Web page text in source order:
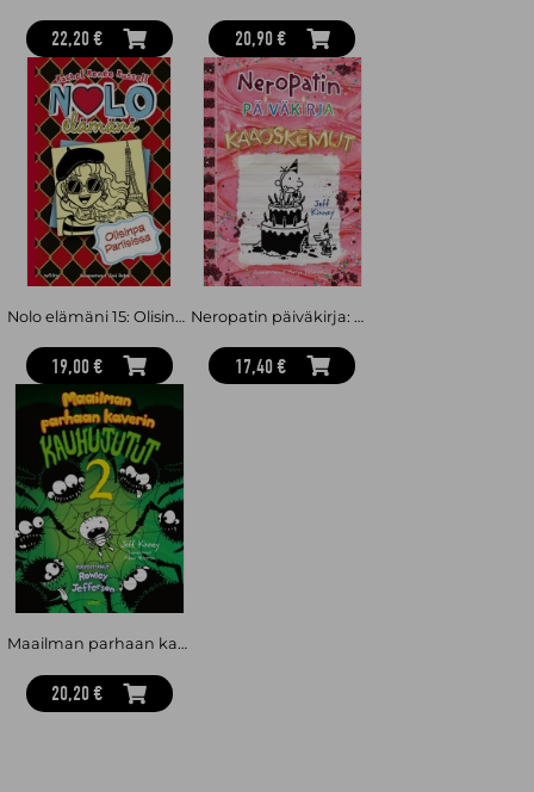
22,20 € 20,90 €
Nolo elämäni 15: Olisinpa Pariisissa
19,00 €
Neropatin päiväkirja: Kaaoskemut : Neropatin päiväkirja 20
17,40 €
Maailman parhaan kaverin kauhujutut 2. Kirjoittanut Rowley Jefferson
20,20 €